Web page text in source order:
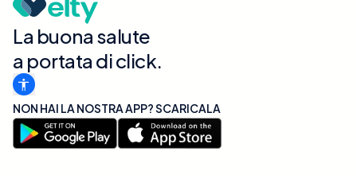
La buona salute
a portata di click.
NON HAI LA NOSTRA APP? SCARICALA